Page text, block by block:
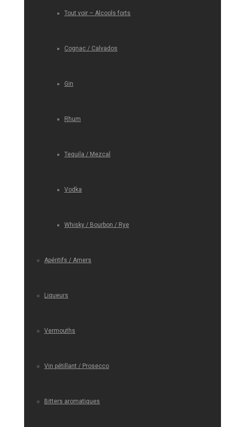
Tout voir – Alcools forts
Cognac / Calvados
Gin
Rhum
Tequila / Mezcal
Vodka
Whisky / Bourbon / Rye
Apéritifs / Amers
Liqueurs
Vermouths
Vin pétillant / Prosecco
Bitters aromatiques